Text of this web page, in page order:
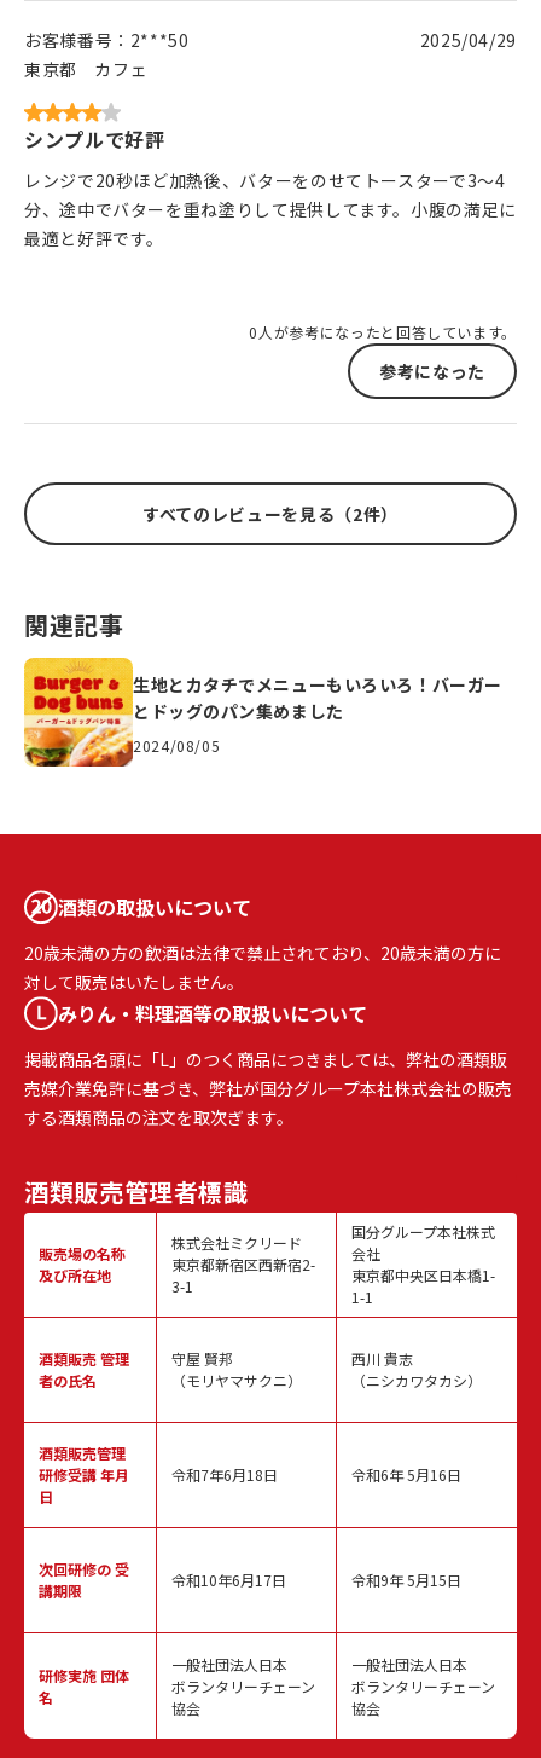
お客様番号： 2***50
東京都
カフェ
2025/04/29
シンプルで好評
レンジで20秒ほど加熱後、バターをのせてトースターで3～4
分、途中でバターを重ね塗りして提供してます。小腹の満足に
最適と好評です。
0人が参考になったと回答しています。
参考になった
すべてのレビューを見る（2件）
関連記事
生地とカタチでメニューもいろいろ！バーガー
とドッグのパン集めました
2024/08/05
酒類の取扱いについて
20歳未満の方の飲酒は法律で禁止されており、20歳未満の方に
対して販売はいたしません。
みりん・料理酒等の取扱いについて
掲載商品名頭に「L」のつく商品につきましては、弊社の酒類販
売媒介業免許に基づき、弊社が国分グループ本社株式会社の販売
する酒類商品の注文を取次ぎます。
酒類販売管理者標識
販売場の名称
及び所在地
酒類販売管理
者の氏名
酒類販売管理
研修受講 年月
日
次回研修の受
講期限
研修実施 団体
名
株式会社ミクリード
東京都新宿区西新宿2-
3-1
守屋 賢邦
（モリヤマサクニ）
令和7年6月18日
令和10年6月17日
一般社団法人日本
ボランタリーチェーン
協会
国分グループ本社株式
会社
東京都中央区日本橋1-
1-1
西川 貴志
（ニシカワタカシ）
令和6年 5月16日
令和9年 5月15日
一般社団法人日本
ボランタリーチェーン
協会